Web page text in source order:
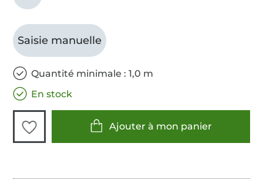
Saisie manuelle
Quantité minimale : 1,0 m
En stock
Ajouter à mon panier